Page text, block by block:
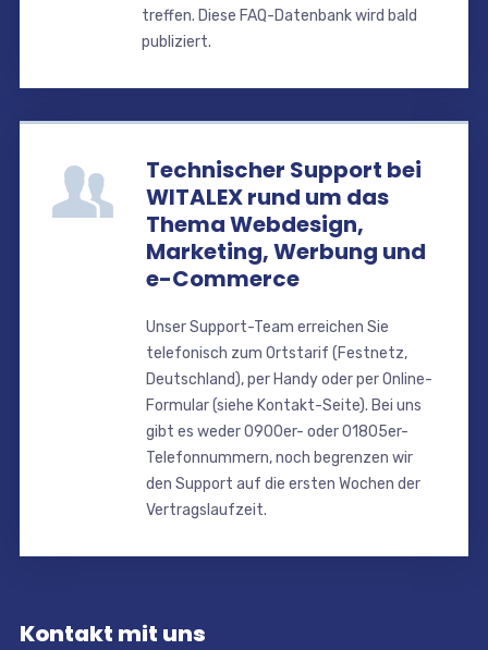
treffen. Diese FAQ-Datenbank wird bald
publiziert.
Technischer Support bei
WITALEX rund um das
Thema Webdesign,
Marketing, Werbung und
e-Commerce
Unser Support-Team erreichen Sie
telefonisch zum Ortstarif (Festnetz,
Deutschland), per Handy oder per Online-
Formular (siehe Kontakt-Seite). Bei uns
gibt es weder 0900er- oder 01805er-
Telefonnummern, noch begrenzen wir
den Support auf die ersten Wochen der
Vertragslaufzeit.
Kontakt mit uns